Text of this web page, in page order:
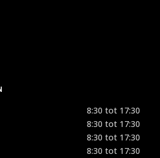
8:30 tot 17:30
8:30 tot 17:30
8:30 tot 17:30
8:30 tot 17:30